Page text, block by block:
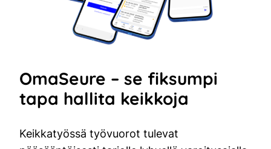
OmaSeure – se fiksumpi
tapa hallita keikkoja
Keikkatyössä työvuorot tulevat